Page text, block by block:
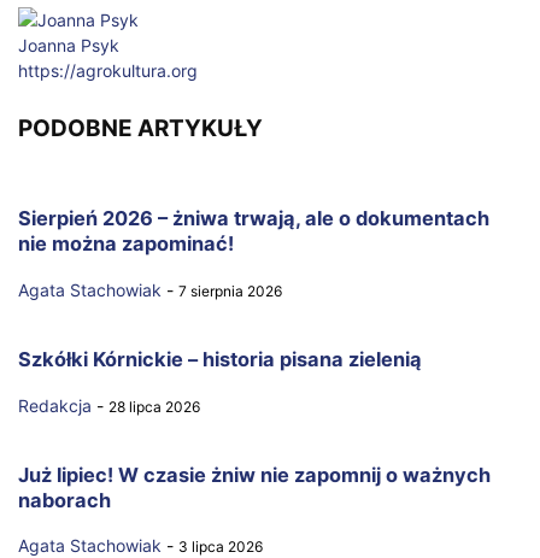
Joanna Psyk
https://agrokultura.org
PODOBNE ARTYKUŁY
Sierpień 2026 – żniwa trwają, ale o dokumentach
nie można zapominać!
Agata Stachowiak - 7 sierpnia 2026
Szkółki Kórnickie – historia pisana zielenią
Redakcja - 28 lipca 2026
Już lipiec! W czasie żniw nie zapomnij o ważnych
naborach
Agata Stachowiak - 3 lipca 2026